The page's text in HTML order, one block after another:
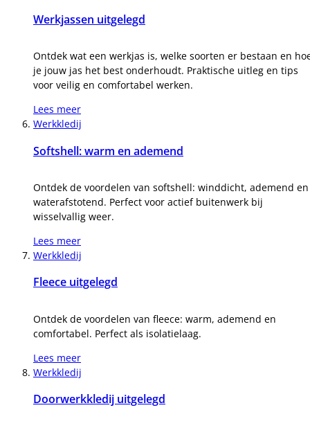
Werkjassen uitgelegd
Ontdek wat een werkjas is, welke soorten er bestaan en
je jouw jas het best onderhoudt. Praktische uitleg en tips
voor veilig en comfortabel werken.
Lees meer
Werkkledij
Softshell: warm en ademend
Ontdek de voordelen van softshell: winddicht, ademend en
waterafstotend. Perfect voor actief buitenwerk bij
wisselvallig weer.
Lees meer
Werkkledij
Fleece uitgelegd
Ontdek de voordelen van fleece: warm, ademend en
comfortabel. Perfect als isolatielaag.
Lees meer
Werkkledij
Doorwerkkledij uitgelegd